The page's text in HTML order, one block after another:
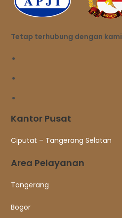
Tetap terhubung dengan kami
Kantor Pusat
Ciputat – Tangerang Selatan
Area Pelayanan
Tangerang
Bogor